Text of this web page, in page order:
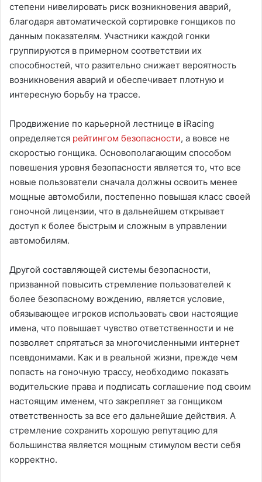
степени нивелировать риск возникновения аварий,
благодаря автоматической сортировке гонщиков по
данным показателям. Участники каждой гонки
группируются в примерном соответствии их
способностей, что разительно снижает вероятность
возникновения аварий и обеспечивает плотную и
интересную борьбу на трассе.
Продвижение по карьерной лестнице в iRacing
определяется рейтингом безопасности, а вовсе не
скоростью гонщика. Основополагающим способом
повешения уровня безопасности является то, что все
новые пользователи сначала должны освоить менее
мощные автомобили, постепенно повышая класс своей
гоночной лицензии, что в дальнейшем открывает
доступ к более быстрым и сложным в управлении
автомобилям.
Другой составляющей системы безопасности,
призванной повысить стремление пользователей к
более безопасному вождению, является условие,
обязывающее игроков использовать свои настоящие
имена, что повышает чувство ответственности и не
позволяет спрятаться за многочисленными интернет
псевдонимами. Как и в реальной жизни, прежде чем
попасть на гоночную трассу, необходимо показать
водительские права и подписать соглашение под своим
настоящим именем, что закрепляет за гонщиком
ответственность за все его дальнейшие действия. А
стремление сохранить хорошую репутацию для
большинства является мощным стимулом вести себя
корректно.